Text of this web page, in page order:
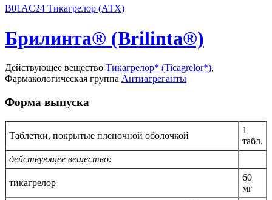
B01AC24 Тикагрелор (АТХ)
Брилинта® (Brilinta®)
Действующее вещество Тикагрелор* (Ticagrelor*),
Фармакологическая группа Антиагреганты
Форма выпуска
Таблетки, покрытые пленочной оболочкой
1
табл.
действующее вещество:
тикагрелор
60
мг